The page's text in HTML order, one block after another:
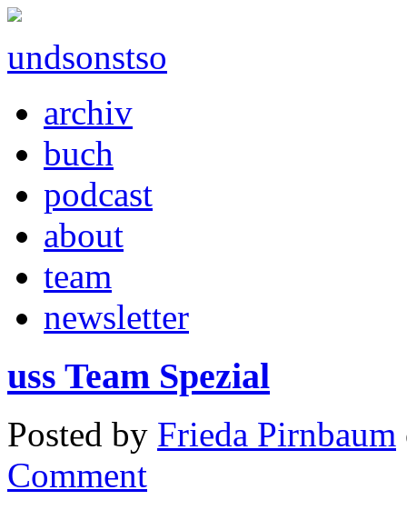
undsonstso
archiv
buch
podcast
about
team
newsletter
uss Team Spezial
Posted by Frieda Pirnbaum
Comment